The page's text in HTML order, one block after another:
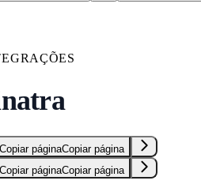
Copiar páginaCopiar página
Copiar páginaCopiar página